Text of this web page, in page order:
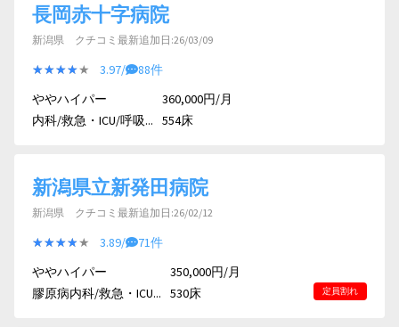
長岡赤十字病院
新潟県 クチコミ最新追加日:26/03/09
★★★★★
★★★★★ 3.97/
88件
ややハイパー
内科/救急・ICU/呼吸...
360,000円/月
554床
新潟県立新発田病院
新潟県 クチコミ最新追加日:26/02/12
★★★★★
★★★★★ 3.89/
71件
ややハイパー
膠原病内科/救急・ICU...
350,000円/月
530床
定員割れ